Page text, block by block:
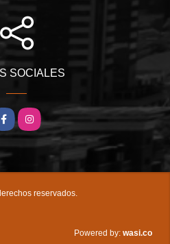
SOCIALES
Instagram
reservados.
Powered by: wasi.co